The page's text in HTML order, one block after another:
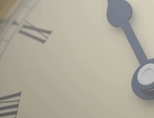
Die Magie der Asymmetrie
Classic 4 ist eine Uhr mit
Zifferblattgrafiken und
einer atypischen
ist dieses Modell auch die